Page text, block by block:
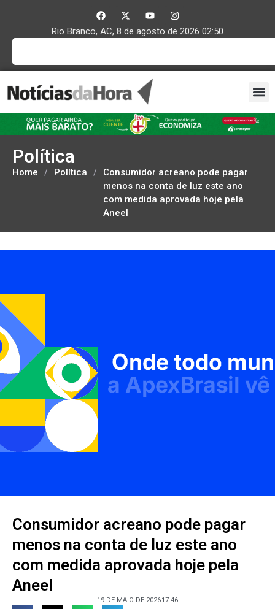
Rio Branco, AC, 8 de agosto de 2026 02:50
Política
Home / Política /
Consumidor acreano pode pagar
menos na conta de luz este ano
com medida aprovada hoje pela
Aneel
Consumidor acreano pode pagar
menos na conta de luz este ano
com medida aprovada hoje pela
Aneel
19 DE MAIO DE 202617:46